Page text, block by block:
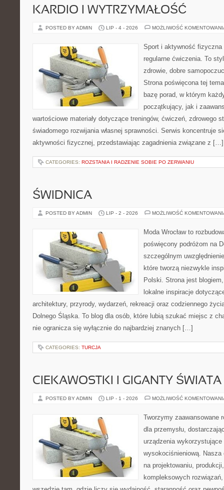
KARDIO I WYTRZYMAŁOŚĆ
POSTED BY ADMIN LIP - 4 - 2026 MOŻLIWOŚĆ
Sport i aktywność
regularne ćwiczenia. To
zdrowie, dobre
Strona poświęcona tej
bazę porad, w którym
początkujący, jak i
wartościowe materiały dotyczące treningów, ćwiczeń, zdrowego
świadomego rozwijania własnej sprawności. Serwis koncentruje
aktywności fizycznej, przedstawiając zagadnienia związane z […]
CATEGORIES: ROZSTANIA I RADZENIE SOBIE PO ZERWANIU
ŚWIDNICA
POSTED BY ADMIN LIP - 2 - 2026 MOŻLIWOŚĆ
Moda Wrocław to
poświęcony podróżom na
szczególnym
które tworzą niezwykle
Polski. Strona jest
lokalne inspiracje
architektury, przyrody, wydarzeń, rekreacji oraz codziennego
Dolnego Śląska. To blog dla osób, które lubią szukać miejsc z
nie ogranicza się wyłącznie do najbardziej znanych […]
CATEGORIES: TURCJA
CIEKAWOSTKI I GIGANTY ŚWIATA
POSTED BY ADMIN LIP - 1 - 2026 MOŻLIWOŚĆ
Tworzymy zaawansowane
dla przemysłu,
urządzenia wykorzystujące
wysokociśnieniową. Nasza
na projektowaniu,
kompleksowych